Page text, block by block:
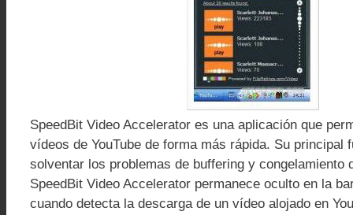
SpeedBit Video Accelerator es una aplicación que
vídeos de YouTube de forma más rápida. Su principal
solventar los problemas de buffering y congelamiento
SpeedBit Video Accelerator permanece oculto en la
cuando detecta la descarga de un vídeo alojado en